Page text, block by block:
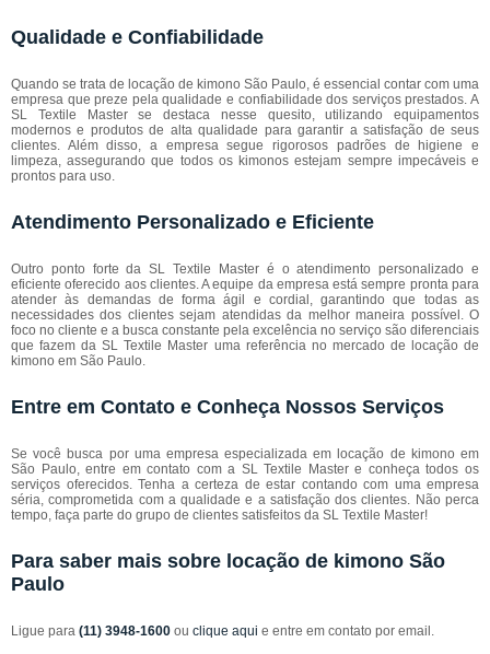
Qualidade e Confiabilidade
Quando se trata de locação de kimono São Paulo, é essencial contar com uma
empresa que preze pela qualidade e confiabilidade dos serviços prestados. A
SL Textile Master se destaca nesse quesito, utilizando equipamentos
modernos e produtos de alta qualidade para garantir a satisfação de seus
clientes. Além disso, a empresa segue rigorosos padrões de higiene e
limpeza, assegurando que todos os kimonos estejam sempre impecáveis e
prontos para uso.
Atendimento Personalizado e Eficiente
Outro ponto forte da SL Textile Master é o atendimento personalizado e
eficiente oferecido aos clientes. A equipe da empresa está sempre pronta para
atender às demandas de forma ágil e cordial, garantindo que todas as
necessidades dos clientes sejam atendidas da melhor maneira possível. O
foco no cliente e a busca constante pela excelência no serviço são diferenciais
que fazem da SL Textile Master uma referência no mercado de locação de
kimono em São Paulo.
Entre em Contato e Conheça Nossos Serviços
Se você busca por uma empresa especializada em locação de kimono em
São Paulo, entre em contato com a SL Textile Master e conheça todos os
serviços oferecidos. Tenha a certeza de estar contando com uma empresa
séria, comprometida com a qualidade e a satisfação dos clientes. Não perca
tempo, faça parte do grupo de clientes satisfeitos da SL Textile Master!
Para saber mais sobre locação de kimono São
Paulo
Ligue para (11) 3948-1600 ou clique aqui e entre em contato por email.